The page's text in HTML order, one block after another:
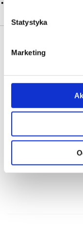
Statystyka
Marketing
Wino to